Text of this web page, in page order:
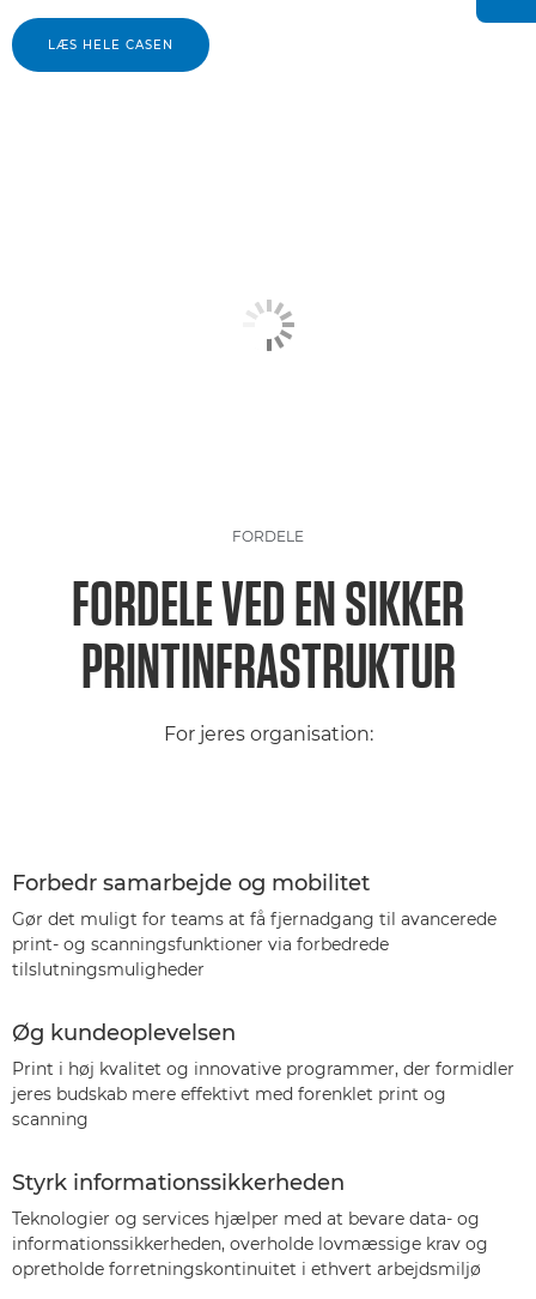
LÆS HELE CASEN
FORDELE
FORDELE VED EN SIKKER
PRINTINFRASTRUKTUR
For jeres organisation:
Forbedr samarbejde og mobilitet
Gør det muligt for teams at få fjernadgang til avancerede
print- og scanningsfunktioner via forbedrede
tilslutningsmuligheder
Øg kundeoplevelsen
Print i høj kvalitet og innovative programmer, der formidler
jeres budskab mere effektivt med forenklet print og
scanning
Styrk informationssikkerheden
Teknologier og services hjælper med at bevare data- og
informationssikkerheden, overholde lovmæssige krav og
opretholde forretningskontinuitet i ethvert arbejdsmiljø